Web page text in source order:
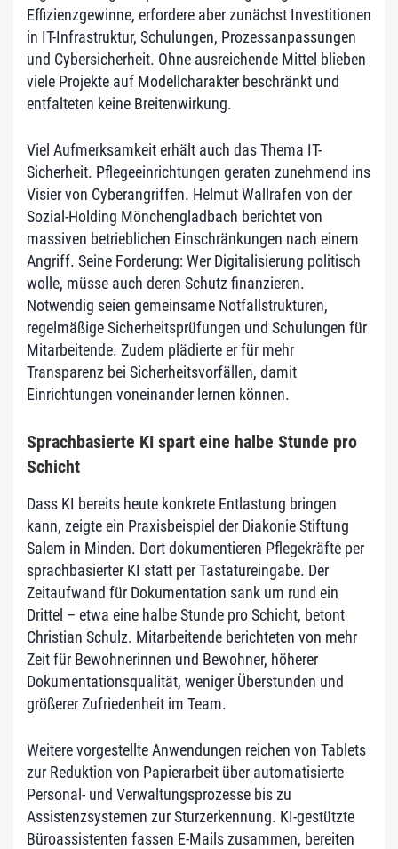
Effizienzgewinne, erfordere aber zunächst Investitionen
in IT-Infrastruktur, Schulungen, Prozessanpassungen
und Cybersicherheit. Ohne ausreichende Mittel blieben
viele Projekte auf Modellcharakter beschränkt und
entfalteten keine Breitenwirkung.
Viel Aufmerksamkeit erhält auch das Thema IT-
Sicherheit. Pflegeeinrichtungen geraten zunehmend ins
Visier von Cyberangriffen. Helmut Wallrafen von der
Sozial-Holding Mönchengladbach berichtet von
massiven betrieblichen Einschränkungen nach einem
Angriff. Seine Forderung: Wer Digitalisierung politisch
wolle, müsse auch deren Schutz finanzieren.
Notwendig seien gemeinsame Notfallstrukturen,
regelmäßige Sicherheitsprüfungen und Schulungen für
Mitarbeitende. Zudem plädierte er für mehr
Transparenz bei Sicherheitsvorfällen, damit
Einrichtungen voneinander lernen können.
Sprachbasierte KI spart eine halbe Stunde pro
Schicht
Dass KI bereits heute konkrete Entlastung bringen
kann, zeigte ein Praxisbeispiel der Diakonie Stiftung
Salem in Minden. Dort dokumentieren Pflegekräfte per
sprachbasierter KI statt per Tastatureingabe. Der
Zeitaufwand für Dokumentation sank um rund ein
Drittel – etwa eine halbe Stunde pro Schicht, betont
Christian Schulz. Mitarbeitende berichteten von mehr
Zeit für Bewohnerinnen und Bewohner, höherer
Dokumentationsqualität, weniger Überstunden und
größerer Zufriedenheit im Team.
Weitere vorgestellte Anwendungen reichen von Tablets
zur Reduktion von Papierarbeit über automatisierte
Personal- und Verwaltungsprozesse bis zu
Assistenzsystemen zur Sturzerkennung. KI-gestützte
Büroassistenten fassen E-Mails zusammen, bereiten